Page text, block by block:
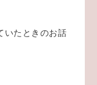
いたときのお話